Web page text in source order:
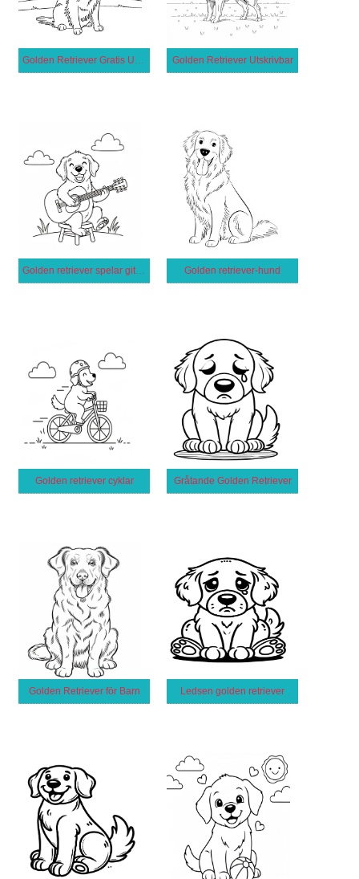
Golden Retriever Gratis Utskrivbar för Barn Golden Retriever Utskrivbar
Golden retriever spelar gitarr Golden retriever-hund
Golden retriever cyklar Gråtande Golden Retriever
Golden Retriever för Barn Ledsen golden retriever